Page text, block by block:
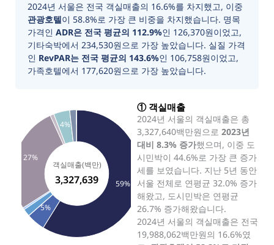
2024년 서울은 전국 객실매출의 16.6%를 차지했고, 이중
관광호텔이 58.8%로 가장 큰 비중을 차지했습니다. 명목
가격인 ADR은 전국 평균의 112.9%인 126,370원이었고,
기타숙박에서 234,530원으로 가장 높았습니다. 실질 가격
인 RevPAR는 전국 평균의 143.6%인 106,758원이었고,
가족호텔에서 177,620원으로 가장 높았습니다.
59%
5%
27%
4%
객실매출(백만)
3,327,639
① 객실매출
2024년 서울의 객실매출은 총
3,327,640백만원으로 2023년
대비 8.3% 증가했으며, 이중 도
시민박이 44.6%로 가장 큰 증가
세를 보였습니다. 지난 5년 동안
서울 전체로 연평균 32.0% 증가
해왔고, 도시민박은 연평균
26.7% 증가해왔습니다.
2024년 서울의 객실매출은 전국
19,988,062백만원의 16.6%였